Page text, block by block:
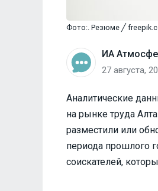
Фото:. Резюме ╱
ИА
27 августа,
Аналитические
на рынке труда
разместили или
периода прошлого
соискателей,